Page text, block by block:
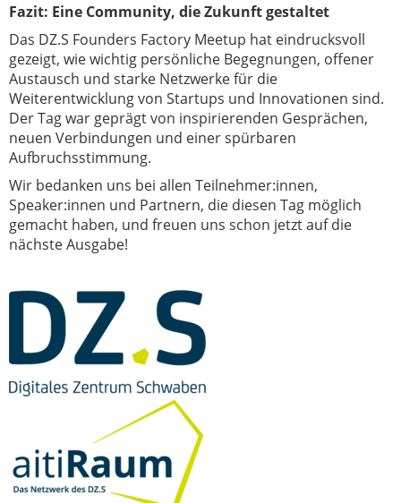
Fazit: Eine Community, die Zukunft gestaltet
Das DZ.S Founders Factory Meetup hat eindrucksvoll
gezeigt, wie wichtig persönliche Begegnungen, offener
Austausch und starke Netzwerke für die
Weiterentwicklung von Startups und Innovationen sind.
Der Tag war geprägt von inspirierenden Gesprächen,
neuen Verbindungen und einer spürbaren
Aufbruchsstimmung.
Wir bedanken uns bei allen Teilnehmer:innen,
Speaker:innen und Partnern, die diesen Tag möglich
gemacht haben, und freuen uns schon jetzt auf die
nächste Ausgabe!